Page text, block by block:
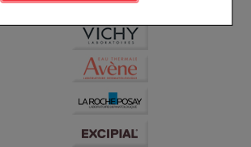
noch ansprechender zu gestalten,
für die Wiedererkennung des
(z.B. Spracheinstellung)
Komfort-Cookies ermöglichen es uns
zugeschrittene Inhalte
unser Partnerprogramm zu